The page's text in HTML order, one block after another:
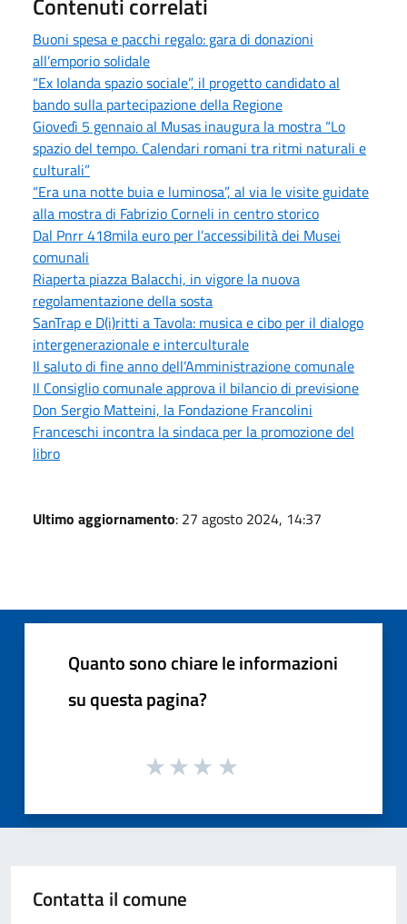
Buoni spesa e pacchi regalo: gara di donazioni
all’emporio solidale
“Ex Iolanda spazio sociale”, il progetto candidato al
bando sulla partecipazione della Regione
Giovedì 5 gennaio al Musas inaugura la mostra “Lo
spazio del tempo. Calendari romani tra ritmi naturali e
culturali”
“Era una notte buia e luminosa”, al via le visite guidate
alla mostra di Fabrizio Corneli in centro storico
Dal Pnrr 418mila euro per l’accessibilità dei Musei
comunali
Riaperta piazza Balacchi, in vigore la nuova
regolamentazione della sosta
SanTrap e D(i)ritti a Tavola: musica e cibo per il dialogo
intergenerazionale e interculturale
Il saluto di fine anno dell’Amministrazione comunale
Il Consiglio comunale approva il bilancio di previsione
Don Sergio Matteini, la Fondazione Francolini
Franceschi incontra la sindaca per la promozione del
libro
Ultimo aggiornamento: 27 agosto 2024, 14:37
Quanto sono chiare le informazioni
su questa pagina?
Contatta il comune